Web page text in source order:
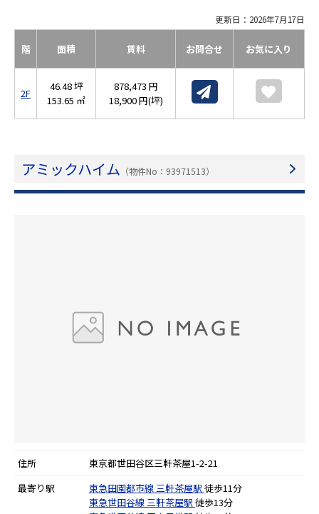
更新日：2026年7月17日
階 面積 賃料 お問合せ お気に入り
2F
46.48 坪
153.65 ㎡
878,473 円
18,900 円(坪)
アミックハイム （物件No：93971513）
住所
東京都世田谷区三軒茶屋1-2-21
最寄り駅
東急田園都市線三軒茶屋駅 徒歩11分
東急世田谷線三軒茶屋駅 徒歩13分